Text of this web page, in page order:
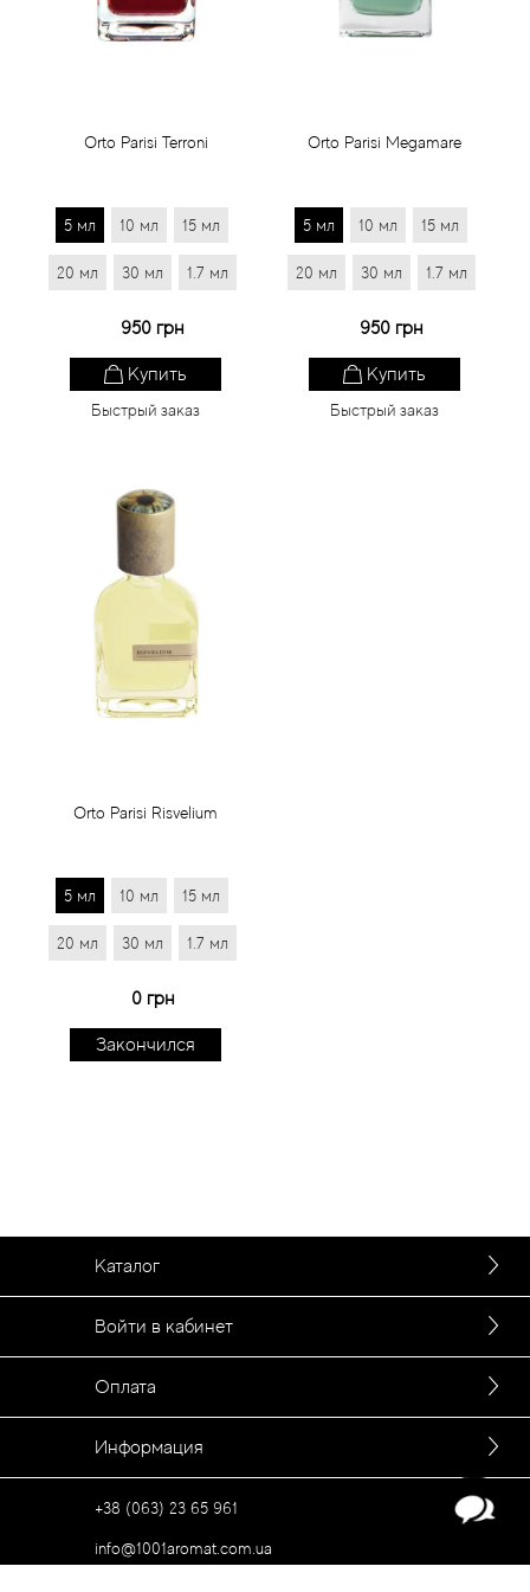
Orto Parisi Terroni
5 мл 10 мл 15 мл
20 мл 30 мл 1.7 мл
950 грн
Купить
Быстрый заказ
Orto Parisi Megamare
5 мл 10 мл 15 мл
20 мл 30 мл 1.7 мл
950 грн
Купить
Быстрый заказ
Orto Parisi Risvelium
5 мл 10 мл 15 мл
20 мл 30 мл 1.7 мл
0 грн
Закончился
Каталог
Войти в кабинет
Оплата
Информация
+38 (063) 23 65 961
info@1001aromat.com.ua